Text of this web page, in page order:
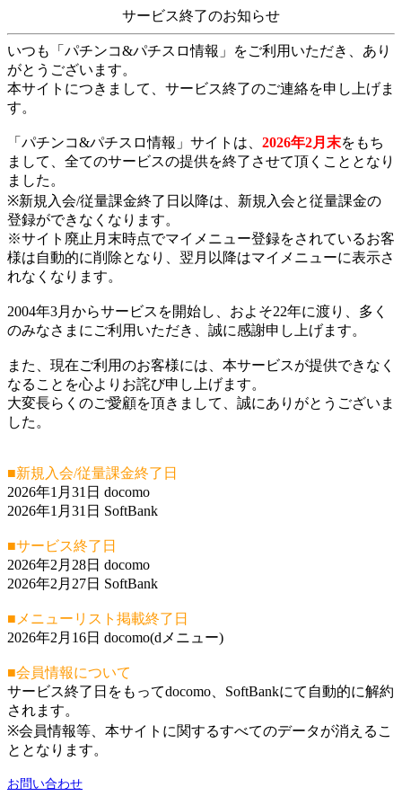
サービス終了のお知らせ
いつも「パチンコ&パチスロ情報」をご利用いただき、あり
がとうございます。
本サイトにつきまして、サービス終了のご連絡を申し上げま
す。
「パチンコ&パチスロ情報」サイトは、 2026年2月末をもち
まして、全てのサービスの提供を終了させて頂くこととなり
ました。
※新規入会/従量課金終了日以降は、新規入会と従量課金の
登録ができなくなります。
※サイト廃止月末時点でマイメニュー登録をされているお客
様は自動的に削除となり、翌月以降はマイメニューに表示さ
れなくなります。
2004年3月からサービスを開始し、およそ22年に渡り、多く
のみなさまにご利用いただき、誠に感謝申し上げます。
また、現在ご利用のお客様には、本サービスが提供できなく
なることを心よりお詫び申し上げます。
大変長らくのご愛顧を頂きまして、誠にありがとうございま
した。
■新規入会/従量課金終了日
2026年1月31日 docomo
2026年1月31日 SoftBank
■サービス終了日
2026年2月28日 docomo
2026年2月27日 SoftBank
■メニューリスト掲載終了日
2026年2月16日 docomo(dメニュー)
■会員情報について
サービス終了日をもってdocomo、SoftBankにて自動的に解約
されます。
※会員情報等、本サイトに関するすべてのデータが消えるこ
ととなります。
お問い合わせ